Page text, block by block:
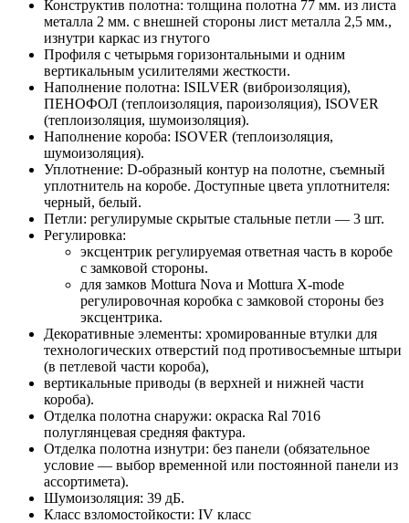
Конструктив полотна: толщина полотна 77 мм. из листа
металла 2 мм. с внешней стороны лист металла 2,5 мм.,
изнутри каркас из гнутого
Профиля с четырьмя горизонтальными и одним
вертикальным усилителями жесткости.
Наполнение полотна: ISILVER (виброизоляция),
ПЕНОФОЛ (теплоизоляция, пароизоляция), ISOVER
(теплоизоляция, шумоизоляция).
Наполнение короба: ISOVER (теплоизоляция,
шумоизоляция).
Уплотнение: D-образный контур на полотне, съемный
уплотнитель на коробе. Доступные цвета уплотнителя:
черный, белый.
Петли: регулирумые скрытые стальные петли — 3 шт.
Регулировка:
эксцентрик регулируемая ответная часть в коробе
с замковой стороны.
для замков Mottura Nova и Mottura X-mode
регулировочная коробка с замковой стороны без
эксцентрика.
Декоративные элементы: хромированные втулки для
технологических отверстий под противосъемные штыри
(в петлевой части короба),
вертикальные приводы (в верхней и нижней части
короба).
Отделка полотна снаружи: окраска Ral 7016
полуглянцевая средняя фактура.
Отделка полотна изнутри: без панели (обязательное
условие — выбор временной или постоянной панели из
ассортимета).
Шумоизоляция: 39 дБ.
Класс взломостойкости: IV класс